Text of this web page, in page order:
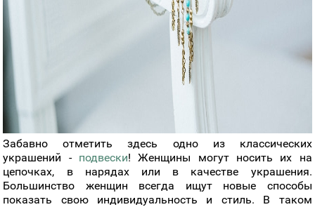
Забавно отметить здесь одно из классических
украшений - подвески! Женщины могут носить их на
цепочках, в нарядах или в качестве украшения.
Большинство женщин всегда ищут новые способы
показать свою индивидуальность и стиль. В таком